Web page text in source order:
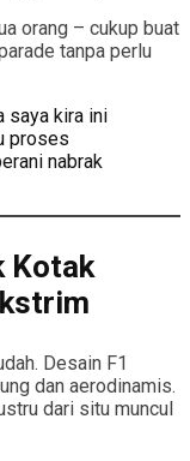
orang – cukup buat
tanpa perlu
saya kira ini
proses
nabrak
Kotak
Desain F1
dan aerodinamis.
dari situ muncul